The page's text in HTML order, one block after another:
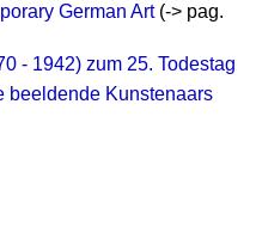
German Art(-> pag.
- 1942) zum 25. Todestag
beeldende Kunstenaars